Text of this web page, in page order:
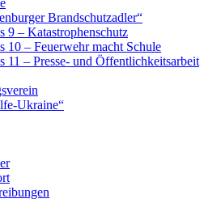
Brandschutzadler“
9 – Katastrophenschutz
10 – Feuerwehr macht Schule
11 – Presse- und Öffentlichkeitsarbeit
Ukraine“